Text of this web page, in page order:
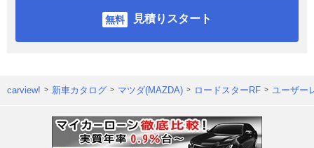
見積りスタート
carview! 新車カタログ マツダ(MAZDA) ロードスターRF ユーザー